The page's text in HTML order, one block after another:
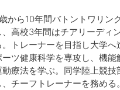
から10年間バトントワリン
、高校3年間はチアリーディ
。トレーナーを目指し大学へ
ーツ健康科学を専攻し、機能
動療法を学ぶ。同学陸上競技
、チーフトレーナーを務める